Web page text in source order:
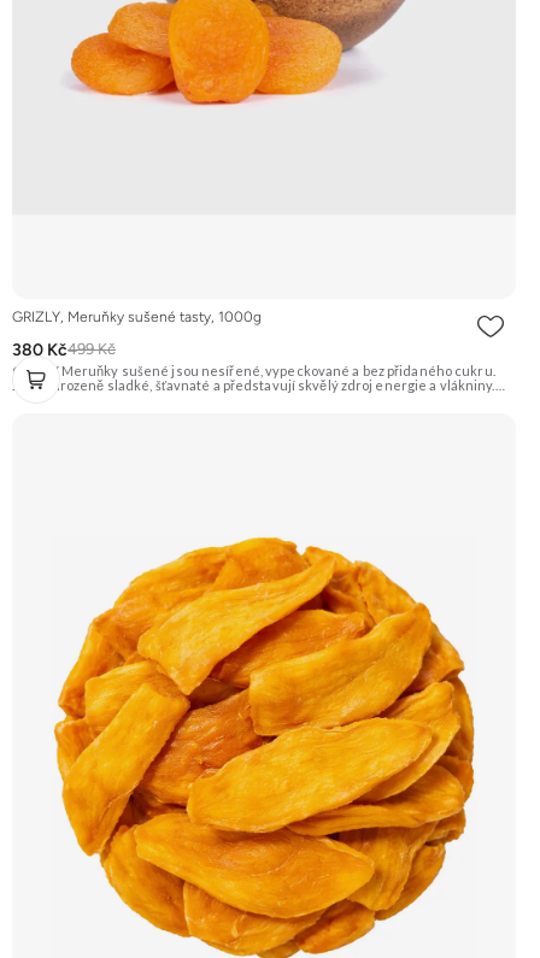
GRIZLY, Meruňky sušené tasty, 1000g
380 Kč499 Kč
GRIZLY Meruňky sušené jsou nesířené, vypeckované a bez přidaného cukru.
Jsou přirozeně sladké, šťavnaté a představují skvělý zdroj energie a vlákniny.